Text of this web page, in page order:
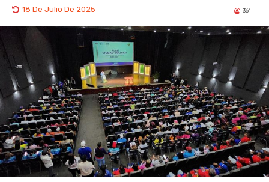
18 De Julio De 2025 361